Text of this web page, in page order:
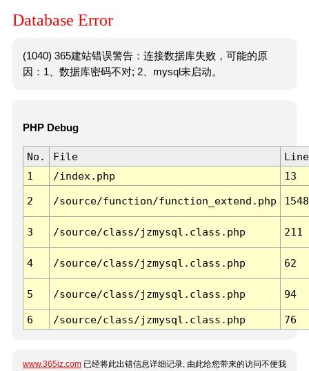
Database Error
(1040) 365建站错误警告：连接数据库失败，可能的原
因：1、数据库密码不对; 2、mysql未启动。
PHP Debug
No. File
Line
1
/index.php 13
2 /source/function/function_extend.php 1548
3 /source/class/jzmysql.class.php 211
4 /source/class/jzmysql.class.php 62
5 /source/class/jzmysql.class.php 94
6 /source/class/jzmysql.class.php 76
www.365jz.com 已经将此出错信息详细记录, 由此给您带来的访问不便我